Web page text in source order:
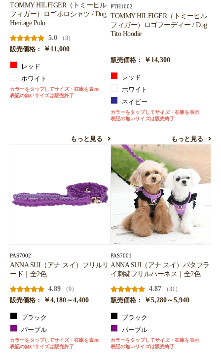
TOMMY HILFIGER（トミーヒル
フィガー）ロゴポロシャツ / Dog
Heritage Polo
5.0
（3）
販売価格：
￥11,000
レッド
ホワイト
カラーをタップしてサイズ・在庫を表示
表記の無いサイズは販売終了
もっと見る
PTH1002
TOMMY HILFIGER（トミーヒル
フィガー）ロゴフーディー / Dog
Tito Hoodie
販売価格： ￥14,300
レッド
ホワイト
ネイビー
カラーをタップしてサイズ・在庫を表示
表記の無いサイズは販売終了
もっと見る
PAS7002
ANNA SUI（アナ スイ）フリルリ
ード｜全2色
4.89
（9）
販売価格：
￥4,180～4,400
ブラック
パープル
カラーをタップしてサイズ・在庫を表示
表記の無いサイズは販売終了
PAS7001
ANNA SUI（アナ スイ）バタフラ
イ刺繍フリルハーネス｜全2色
4.87
（31）
販売価格：
￥5,280～5,940
ブラック
パープル
カラーをタップしてサイズ・在庫を表示
表記の無いサイズは販売終了